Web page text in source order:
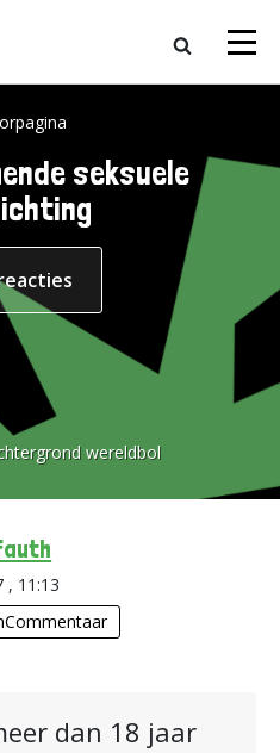
seksuele
wereldbol
, 11:13
dan 18 jaar